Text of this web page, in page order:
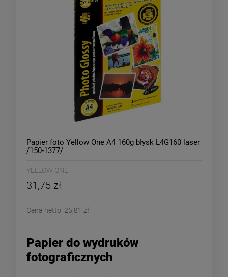
Papier foto Yellow One A4 160g błysk L4G160 laser
/150-1377/
YELLOW ONE
31,75 zł
Cena netto: 25,81 zł
Papier do wydruków
fotograficznych